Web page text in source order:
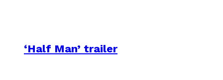
‘Half Man’ trailer